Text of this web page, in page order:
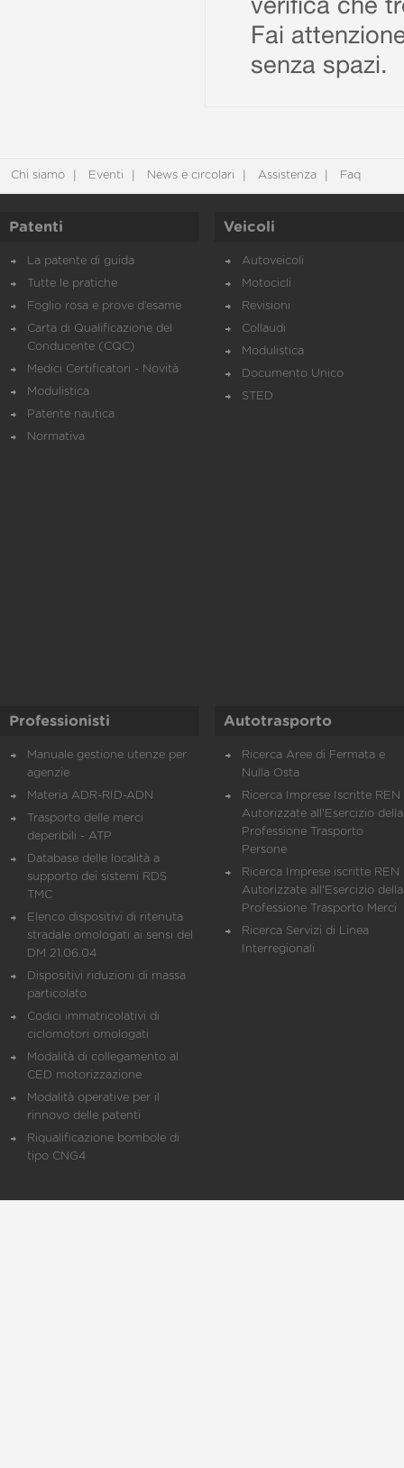
Fai
senza spazi.
Chi siamo Eventi News e circolari Assistenza Faq
Patenti
La patente di guida
Tutte le pratiche
Foglio rosa e prove d’esame
Carta di Qualificazione del
Conducente (CQC)
Medici Certificatori - Novità
Modulistica
Patente nautica
Normativa
Veicoli
Autoveicoli
Motocicli
Revisioni
Collaudi
Modulistica
Documento Unico
STED
Professionisti
Manuale gestione utenze per
agenzie
Materia ADR-RID-ADN
Trasporto delle merci
deperibili - ATP
Database delle località a
supporto dei sistemi RDS
TMC
Elenco dispositivi di ritenuta
stradale omologati ai sensi del
DM 21.06.04
Dispositivi riduzioni di massa
particolato
Codici immatricolativi di
ciclomotori omologati
Modalità di collegamento al
CED motorizzazione
Modalità operative per il
rinnovo delle patenti
Riqualificazione bombole di
tipo CNG4
Autotrasporto
Ricerca Aree di Fermata e
Nulla Osta
Ricerca Imprese Iscritte REN
Autorizzate all'Esercizio della
Professione Trasporto
Persone
Ricerca Imprese iscritte REN
Autorizzate all'Esercizio della
Professione Trasporto Merci
Ricerca Servizi di Linea
Interregionali